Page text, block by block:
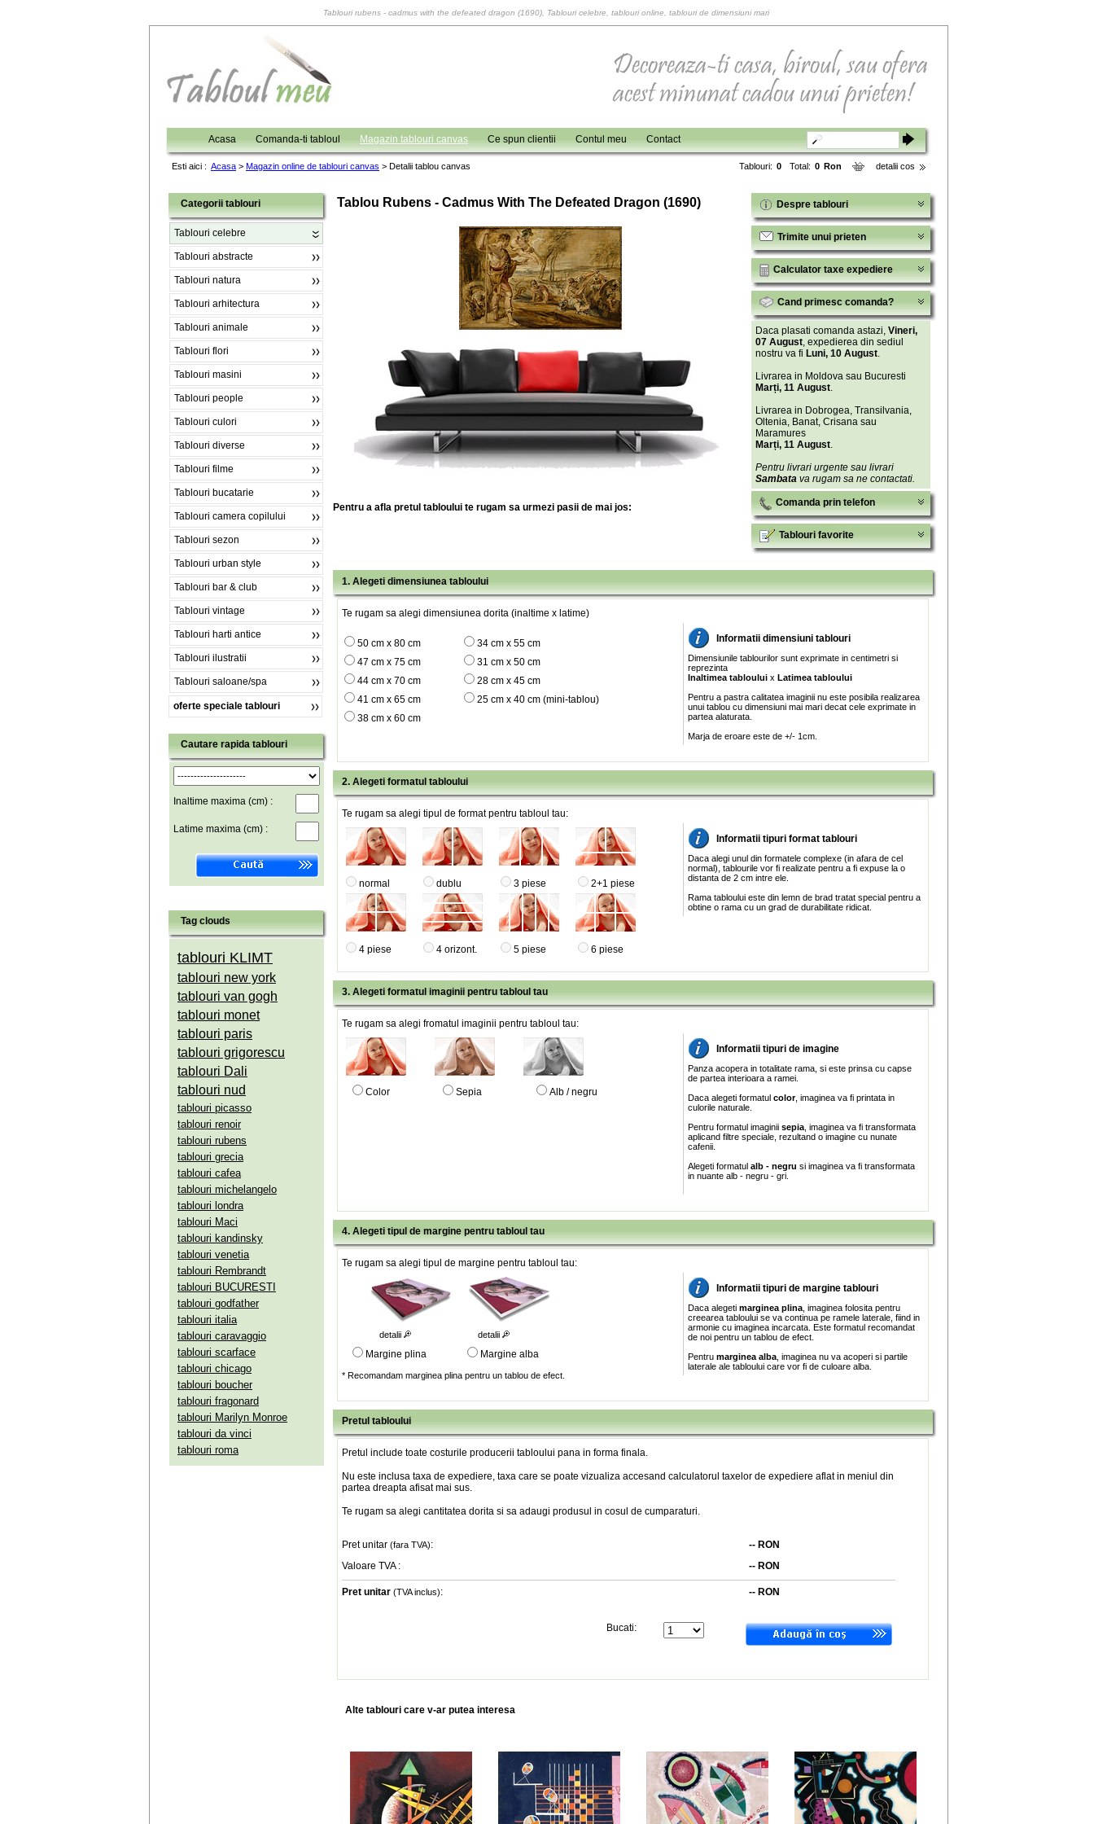
Tablouri rubens - cadmus with the defeated dragon (1690), Tablouri celebre, tablouri online, tablouri de dimensiuni mari
Acasa Comanda-ti tabloul Magazin tablouri canvas Ce spun clientii Contul meu Contact
Esti aici : Acasa > Magazin online de tablouri canvas > Detalii tablou canvas detalii cos
Tablouri: 0 Total: 0 Ron
Categorii tablouri
Tablouri celebre
Tablouri abstracte
Tablouri natura
Tablouri arhitectura
Tablouri animale
Tablouri flori
Tablouri masini
Tablouri people
Tablouri culori
Tablouri diverse
Tablouri filme
Tablouri bucatarie
Tablouri camera copilului
Tablouri sezon
Tablouri urban style
Tablouri bar & club
Tablouri vintage
Tablouri harti antice
Tablouri ilustratii
Tablouri saloane/spa
oferte speciale tablouri
Cautare rapida tablouri
Inaltime maxima (cm) :
Latime maxima (cm) :
Tag clouds
tablouri KLIMT
tablouri new york
tablouri van gogh
tablouri monet
tablouri paris
tablouri grigorescu
tablouri Dali
tablouri nud
tablouri picasso
tablouri renoir
tablouri rubens
tablouri grecia
tablouri cafea
tablouri michelangelo
tablouri londra
tablouri Maci
tablouri kandinsky
tablouri venetia
tablouri Rembrandt
tablouri BUCURESTI
tablouri godfather
tablouri italia
tablouri caravaggio
tablouri scarface
tablouri chicago
tablouri boucher
tablouri fragonard
tablouri Marilyn Monroe
tablouri da vinci
tablouri roma
Tablou Rubens - Cadmus With The Defeated Dragon (1690) Despre tablouri
Trimite unui prieten
Calculator taxe expediere
Cand primesc comanda?
Daca plasati comanda astazi, Vineri,
07 August, expedierea din sediul
nostru va fi Luni, 10 August.
Livrarea in Moldova sau Bucuresti
Marți, 11 August.
Livrarea in Dobrogea, Transilvania,
Oltenia, Banat, Crisana sau
Maramures
Marți, 11 August.
Pentru livrari urgente sau livrari
Sambata va rugam sa ne contactati.
Comanda prin telefon
Tablouri favorite
Pentru a afla pretul tabloului te rugam sa urmezi pasii de mai jos:
1. Alegeti dimensiunea tabloului
Te rugam sa alegi dimensiunea dorita (inaltime x latime)
50 cm x 80 cm
34 cm x 55 cm
47 cm x 75 cm
31 cm x 50 cm
44 cm x 70 cm
28 cm x 45 cm
41 cm x 65 cm
25 cm x 40 cm (mini-tablou)
38 cm x 60 cm
Informatii dimensiuni tablouri
Dimensiunile tablourilor sunt exprimate in centimetri si
reprezinta
Inaltimea tabloului x Latimea tabloului
Pentru a pastra calitatea imaginii nu este posibila realizarea
unui tablou cu dimensiuni mai mari decat cele exprimate in
partea alaturata.
Marja de eroare este de +/- 1cm.
2. Alegeti formatul tabloului
Te rugam sa alegi tipul de format pentru tabloul tau:
normal dublu 3 piese 2+1 piese
Informatii tipuri format tablouri
Daca alegi unul din formatele complexe (in afara de cel
normal), tablourile vor fi realizate pentru a fi expuse la o
distanta de 2 cm intre ele.
Rama tabloului este din lemn de brad tratat special pentru a
obtine o rama cu un grad de durabilitate ridicat.
4 piese 4 orizont. 5 piese 6 piese
3. Alegeti formatul imaginii pentru tabloul tau
Te rugam sa alegi fromatul imaginii pentru tabloul tau:
Color Sepia Alb / negru
Informatii tipuri de imagine
Panza acopera in totalitate rama, si este prinsa cu capse
de partea interioara a ramei.
Daca alegeti formatul color, imaginea va fi printata in
culorile naturale.
Pentru formatul imaginii sepia , imaginea va fi transformata
aplicand filtre speciale, rezultand o imagine cu nunate
cafenii.
Alegeti formatul alb - negru si imaginea va fi transformata
in nuante alb - negru - gri.
4. Alegeti tipul de margine pentru tabloul tau
Te rugam sa alegi tipul de margine pentru tabloul tau:
detalii detalii
Margine plina Margine alba
* Recomandam marginea plina pentru un tablou de efect.
Informatii tipuri de margine tablouri
Daca alegeti marginea plina , imaginea folosita pentru
creearea tabloului se va continua pe ramele laterale, fiind in
armonie cu imaginea incarcata. Este formatul recomandat
de noi pentru un tablou de efect.
Pentru marginea alba , imaginea nu va acoperi si partile
laterale ale tabloului care vor fi de culoare alba.
Pretul tabloului
Pretul include toate costurile producerii tabloului pana in forma finala.
Nu este inclusa taxa de expediere, taxa care se poate vizualiza accesand calculatorul taxelor de expediere aflat in meniul din
partea dreapta afisat mai sus.
Te rugam sa alegi cantitatea dorita si sa adaugi produsul in cosul de cumparaturi.
Pret unitar (fara TVA): -- RON
Valoare TVA : -- RON
Pret unitar (TVA inclus): -- RON
Bucati:
Alte tablouri care v-ar putea interesa